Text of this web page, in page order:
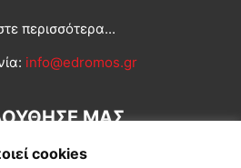
περισσότερα...
info@edromos.gr
ΜΑΣ
cookies